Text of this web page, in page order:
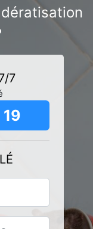
dératisation
7